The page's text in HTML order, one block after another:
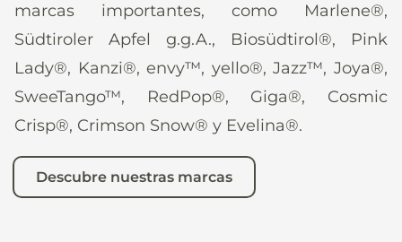
marcas importantes, como Marlene®,
Südtiroler Apfel g.g.A., Biosüdtirol®, Pink
Lady®, Kanzi®, envy™, yello®, Jazz™, Joya®,
SweeTango™, RedPop®, Giga®, Cosmic
Crisp®, Crimson Snow® y Evelina®.
Descubre nuestras marcas